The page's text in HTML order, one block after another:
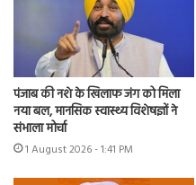
पंजाब की नशे के खिलाफ जंग को मिला
नया बल, मानसिक स्वास्थ्य विशेषज्ञों ने
संभाला मोर्चा
1 August 2026 - 1:41 PM